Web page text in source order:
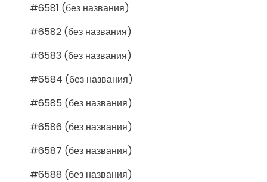
#6581 (без названия)
#6582 (без названия)
#6583 (без названия)
#6584 (без названия)
#6585 (без названия)
#6586 (без названия)
#6587 (без названия)
#6588 (без названия)